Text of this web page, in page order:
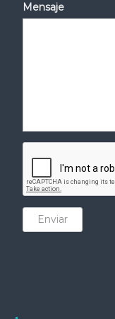
Mensaje
Enviar